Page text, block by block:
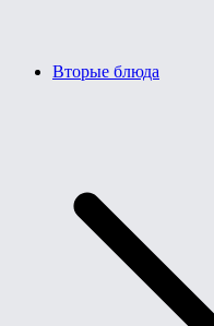
Вторые блюда